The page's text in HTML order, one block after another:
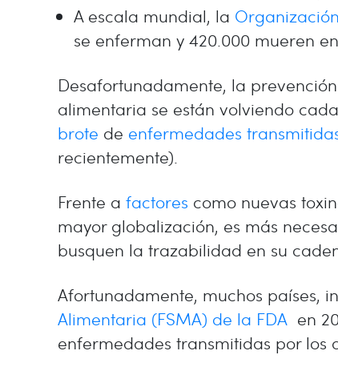
A escala mundial, la
se enferman y 420.000 mueren
Desafortunadamente, la
alimentaria se están volviendo
brote de enfermedades
recientemente).
Frente a factores como nuevas
mayor globalización, es más
busquen la trazabilidad en su
Afortunadamente, muchos países,
Alimentaria (FSMA) de la FDA en
enfermedades transmitidas por